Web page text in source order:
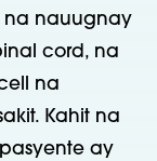
na nauugnay
cord, na
na
Kahit na
ay